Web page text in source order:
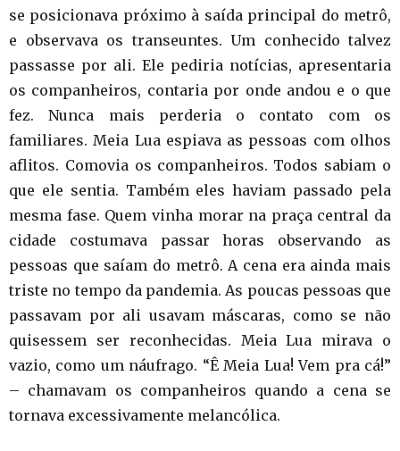
se posicionava próximo à saída principal do metrô,
e observava os transeuntes. Um conhecido talvez
passasse por ali. Ele pediria notícias, apresentaria
os companheiros, contaria por onde andou e o que
fez. Nunca mais perderia o contato com os
familiares. Meia Lua espiava as pessoas com olhos
aflitos. Comovia os companheiros. Todos sabiam o
que ele sentia. Também eles haviam passado pela
mesma fase. Quem vinha morar na praça central da
cidade costumava passar horas observando as
pessoas que saíam do metrô. A cena era ainda mais
triste no tempo da pandemia. As poucas pessoas que
passavam por ali usavam máscaras, como se não
quisessem ser reconhecidas. Meia Lua mirava o
vazio, como um náufrago. “Ê Meia Lua! Vem pra cá!”
– chamavam os companheiros quando a cena se
tornava excessivamente melancólica.